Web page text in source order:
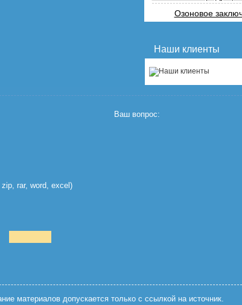
Озоновое
Наши клиенты
rar, word, excel)
Ваш вопрос:
материалов допускается только с ссылкой на источник.